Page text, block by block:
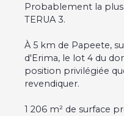
Probablement la
TERUA 3.
À 5 km de Papeete,
d'Erima, le lot 4 du
position privilégiée
revendiquer.
1 206 m² de surface